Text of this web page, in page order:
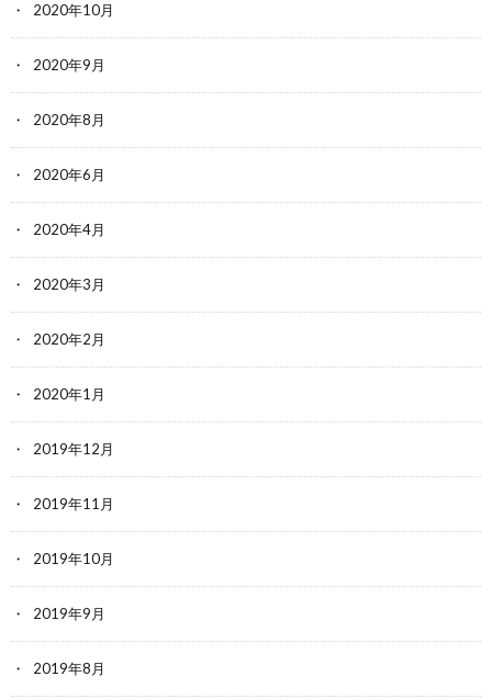
2020年10月
2020年9月
2020年8月
2020年6月
2020年4月
2020年3月
2020年2月
2020年1月
2019年12月
2019年11月
2019年10月
2019年9月
2019年8月